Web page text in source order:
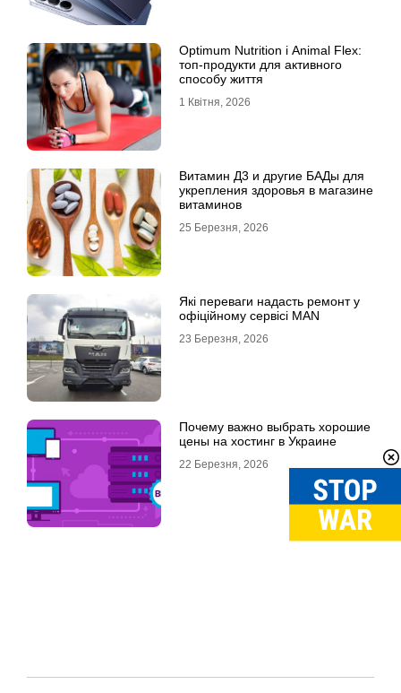
Optimum Nutrition і Animal Flex:
топ-продукти для активного
способу життя
1 Квітня, 2026
Витамин Д3 и другие БАДы для
укрепления здоровья в магазине
витаминов
25 Березня, 2026
Які переваги надасть ремонт у
офіційному сервісі MAN
23 Березня, 2026
Почему важно выбрать хорошие
цены на хостинг в Украине
22 Березня, 2026